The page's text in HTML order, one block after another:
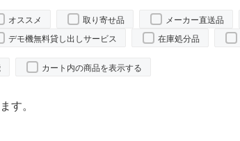
オススメ 取り寄せ品 メーカー直送品
デモ機無料貸し出しサービス 在庫処分品
カート内の商品を表示する
す。